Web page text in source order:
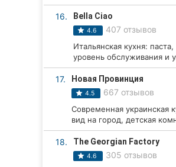
16. Bella Ciao
4.6 407 отзывов
Итальянская кухня:
уровень обслуживания и
17. Новая Провинция
4.5 667 отзывов
Современная украинская
вид на город, детская
18. The Georgian Factory
4.6 305 отзывов